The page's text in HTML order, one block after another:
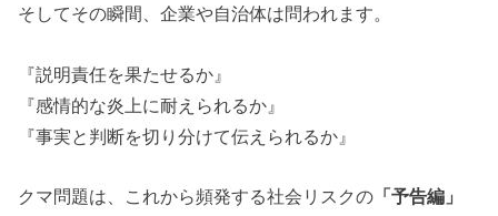
そしてその瞬間、企業や自治体は問われます。
『説明責任を果たせるか』
『感情的な炎上に耐えられるか』
『事実と判断を切り分けて伝えられるか』
クマ問題は、これから頻発する社会リスクの 「予告編」